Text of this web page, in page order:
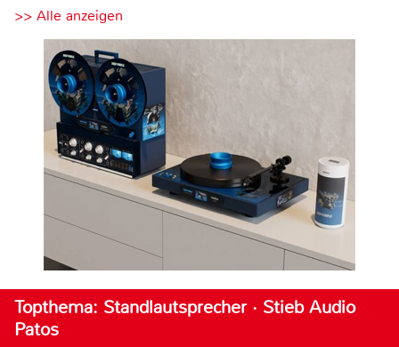
>> Alle anzeigen
Topthema: Standlautsprecher · Stieb Audio
Patos